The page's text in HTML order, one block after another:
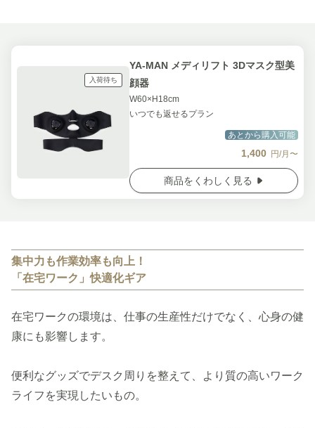
入荷待ち
YA-MAN メディリフト 3Dマスク型美
顔器
W60×H18cm
いつでも返せるプラン
あとから購入可能
1,400 円/月〜
商品をくわしく見る
集中力も作業効率も向上！
「在宅ワーク」快適化ギア
在宅ワークの環境は、仕事の生産性だけでなく、心身の健
康にも影響します。
便利なグッズでデスク周りを整えて、より質の高いワーク
ライフを実現したいもの。